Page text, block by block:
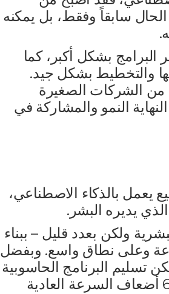
سابقاً وفقط، بل يمكنه
البرامج بشكل أكبر، كما
والتخطيط بشكل جيد.
من الشركات الصغيرة
النمو والمشاركة في
يعمل بالذكاء الاصطناعي،
يديره البشر.
ولكن بعدد قليل – ببناء
وعلى نطاق واسع. وبفضل
تسليم البرنامج الحاسوبية
الضرورية لإنجاز أعمال الشركات المختلفة بسرعة تبلغ 6 أضعاف السرعة العادية